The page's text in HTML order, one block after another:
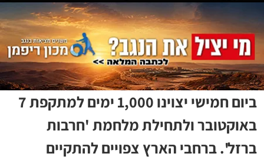
ביום חמישי יצוינו 1,000 ימים למתקפת 7
באוקטובר ולתחילת מלחמת 'חרבות
ברזל'. ברחבי הארץ צפויים להתקיים